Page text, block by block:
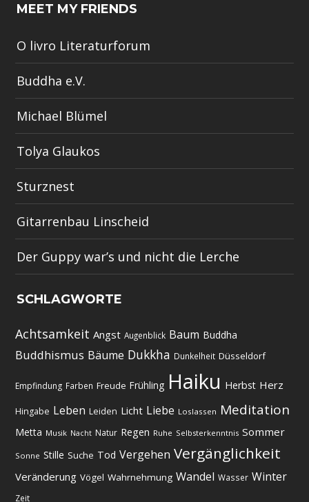
MEET MY FRIENDS
O livro Literaturforum
Buddha e.V.
Michael Blümel
Tolya Glaukos
Sturznest
Gitarrenbau Linscheid
Der Guppy war’s und nicht die Lerche
SCHLAGWORTE
Achtsamkeit Angst Augenblick Baum Buddha
Buddhismus Bäume Dukkha Dunkelheit Düsseldorf
Empfindung Farben Freude Frühling Haiku Herbst Herz
Hingabe Leben Leiden Licht Liebe Loslassen Meditation
Metta Musik Nacht Natur Regen Ruhe Selbsterkenntnis Sommer
Sonne Stille Suche Tod Vergehen Vergänglichkeit
Veränderung Vögel Wahrnehmung Wandel Wasser Winter
Zeit